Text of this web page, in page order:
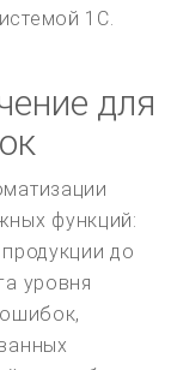
1С.
для
функций:
до
уровня